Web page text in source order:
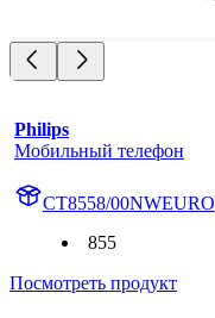
Philips
Мобильный телефон
CT8558/00NWEURO
855
Посмотреть продукт